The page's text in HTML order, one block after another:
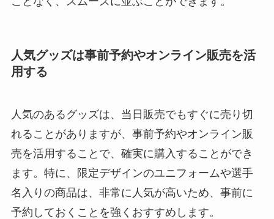
人気グッズは事前予約やオンライン販売を活
用する
人気のあるグッズは、当日販売でもすぐに売り切
れることがありますが、事前予約やオンライン販
売を活用することで、確実に購入することができ
ます。特に、限定デザインのユニフォームや選手
名入りの商品は、非常に人気が高いため、事前に
予約しておくことを強くおすすめします。